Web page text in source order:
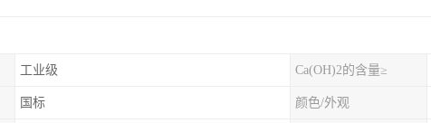
工业级 Ca(OH)2的含量≥
国标 颜色/外观